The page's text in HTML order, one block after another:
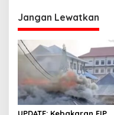
g
a
s
p
o
Jangan Lewatkan